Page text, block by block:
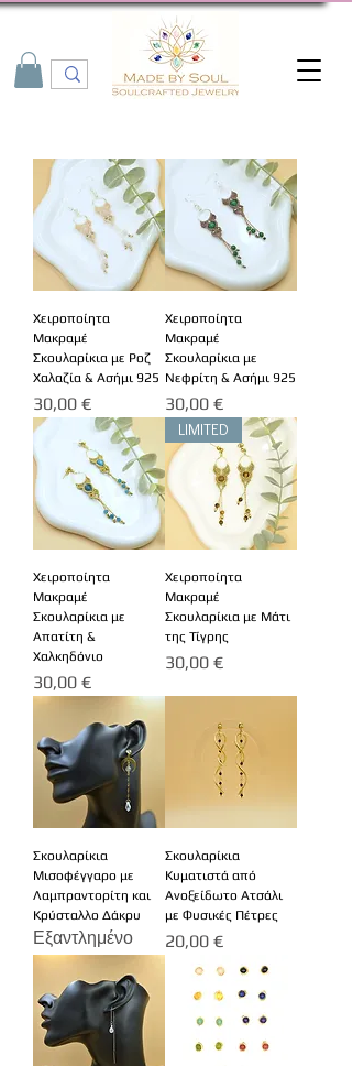
Χειροποίητα
Μακραμέ
Σκουλαρίκια με Ροζ
Χαλαζία & Ασήμι 925
Τιμή
30,00 €
Χειροποίητα
Μακραμέ
Σκουλαρίκια με
Νεφρίτη & Ασήμι 925
Τιμή
30,00 €
Χειροποίητα
Μακραμέ
Σκουλαρίκια με
Απατίτη &
Χαλκηδόνιο
Τιμή
30,00 €
LIMITED
Χειροποίητα
Μακραμέ
Σκουλαρίκια με Μάτι
της Τίγρης
Τιμή
30,00 €
Σκουλαρίκια
Μισοφέγγαρο με
Λαμπραντορίτη και
Κρύσταλλο Δάκρυ
Εξαντλημένο
Σκουλαρίκια
Κυματιστά από
Ανοξείδωτο Ατσάλι
με Φυσικές Πέτρες
Τιμή
20,00 €